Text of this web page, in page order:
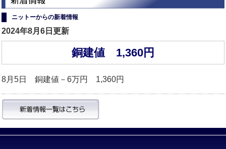
ニットーからの新着情報
2024年8月6日更新
銅建値 1,360円
8月5日 銅建値－6万円 1,360円